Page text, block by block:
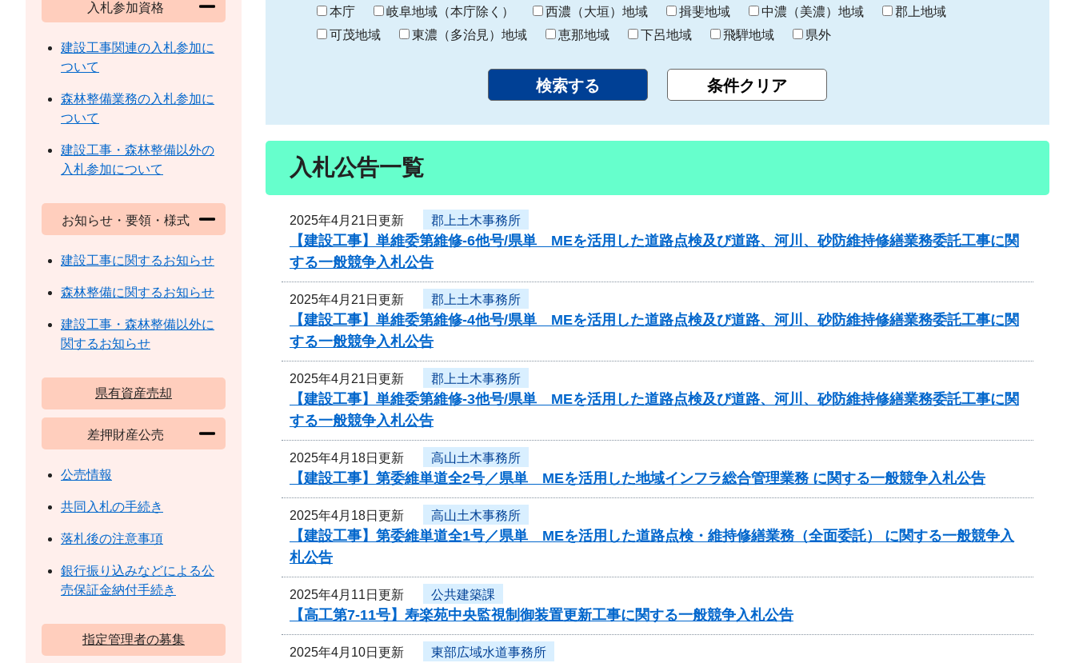
ま
り
わ
り
本庁 岐阜地域（本庁除く） 西濃（大垣）地域 揖斐地域 中濃（美濃）地域
郡上地域
可茂地域
東濃（多治見）地域 恵那地域 下呂地域 飛騨地域 県外
入札公告一覧
2025年4月21日更新 郡上土木事務所
【建設工事】単維委第維修‐6他号/県単 MEを活用した道路点検及び道路、河川、砂防維持修繕業務委託工事に関
する一般競争入札公告
2025年4月21日更新 郡上土木事務所
【建設工事】単維委第維修‐4他号/県単 MEを活用した道路点検及び道路、河川、砂防維持修繕業務委託工事に関
する一般競争入札公告
2025年4月21日更新 郡上土木事務所
【建設工事】単維委第維修‐3他号/県単 MEを活用した道路点検及び道路、河川、砂防維持修繕業務委託工事に関
する一般競争入札公告
2025年4月18日更新 高山土木事務所
【建設工事】第委維単道全2号／県単 MEを活用した地域インフラ総合管理業務 に関する一般競争入札公告
2025年4月18日更新 高山土木事務所
【建設工事】第委維単道全1号／県単 MEを活用した道路点検・維持修繕業務（全面委託） に関する一般競争入
札公告
2025年4月11日更新 公共建築課
【高工第7-11号】寿楽苑中央監視制御装置更新工事に関する一般競争入札公告
2025年4月10日更新 東部広域水道事務所
入札参加資格
建設工事関連の入札参加に
ついて
森林整備業務の入札参加に
ついて
建設工事・森林整備以外の
入札参加について
お知らせ・要領・様式
建設工事に関するお知らせ
森林整備に関するお知らせ
建設工事・森林整備以外に
関するお知らせ
県有資産売却
差押財産公売
公売情報
共同入札の手続き
落札後の注意事項
銀行振り込みなどによる公
売保証金納付手続き
指定管理者の募集